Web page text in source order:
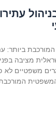
ביותר:
מציבה
משפטיים
המורכבת